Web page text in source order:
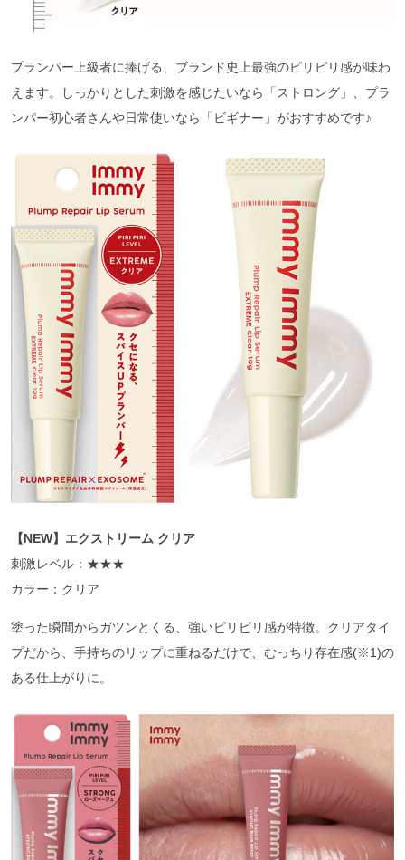
プランパー上級者に捧げる、ブランド史上最強のピリピリ感が味わ
えます。しっかりとした刺激を感じたいなら「ストロング」、プラ
ンパー初心者さんや日常使いなら「ビギナー」がおすすめです♪
【NEW】エクストリーム クリア
刺激レベル：★★★
カラー：クリア
塗った瞬間からガツンとくる、強いピリピリ感が特徴。クリアタイ
プだから、手持ちのリップに重ねるだけで、むっちり存在感(※1)の
ある仕上がりに。